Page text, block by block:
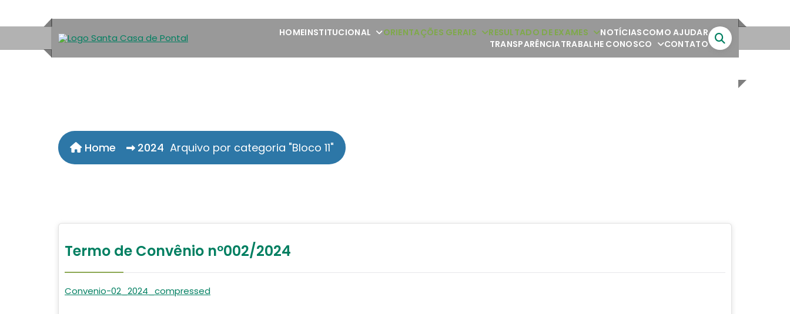
HOMEINSTITUCIONAL ORIENTAÇÕES GERAIS RESULTADO DE EXAMES NOTÍCIASCOMO AJUDAR
TRANSPARÊNCIATRABALHE CONOSCO CONTATO
Home 2024 Arquivo por categoria "Bloco 11"
Termo de Convênio nº002/2024
Convenio-02_2024_compressed